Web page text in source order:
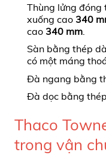
Thùng lửng đóng
xuống cao 340
cao 340 mm.
Sàn bằng thép
có một máng
Đà ngang bằng
Đà dọc bằng
Thaco
trong vận